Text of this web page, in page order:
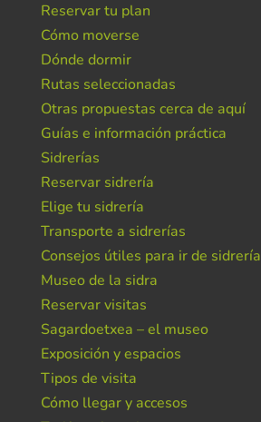
Reservar tu plan
Cómo moverse
Dónde dormir
Rutas seleccionadas
Otras propuestas cerca de aquí
Guías e información práctica
Sidrerías
Reservar sidrería
Elige tu sidrería
Transporte a sidrerías
Consejos útiles para ir de sidrería
Museo de la sidra
Reservar visitas
Sagardoetxea – el museo
Exposición y espacios
Tipos de visita
Cómo llegar y accesos